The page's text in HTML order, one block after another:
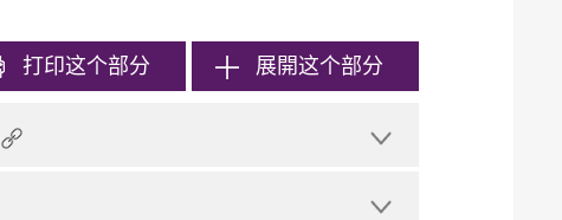
打印这个部分 展開这个部分